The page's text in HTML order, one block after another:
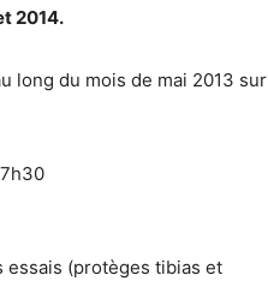
2014.
long du mois de mai 2013 sur
(protèges tibias et